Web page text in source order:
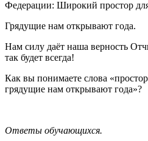
Федерации: Широкий простор
Грядущие нам открывают года.
Нам силу даёт наша верность
так будет всегда!
Как вы понимаете слова
грядущие нам открывают года»?
Ответы обучающихся.